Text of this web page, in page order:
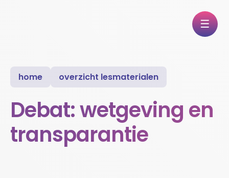
home overzicht lesmaterialen
Debat: wetgeving en
transparantie